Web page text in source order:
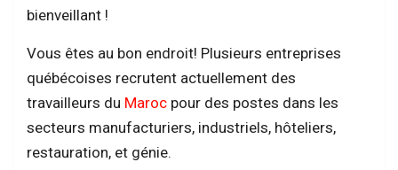
bienveillant !
Vous êtes au bon endroit! Plusieurs entreprises
québécoises recrutent actuellement des
travailleurs du Maroc pour des postes dans les
secteurs manufacturiers, industriels, hôteliers,
restauration, et génie.